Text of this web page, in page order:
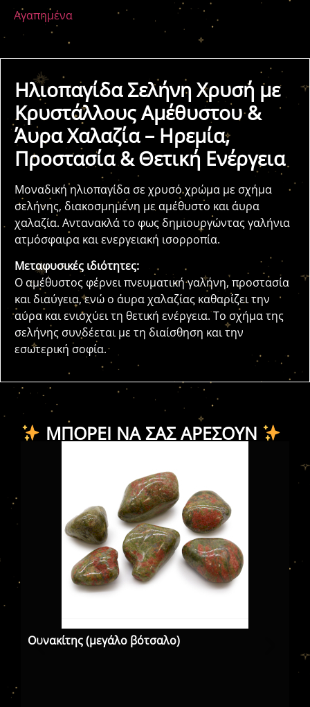
Αγαπημένα
Ηλιοπαγίδα Σελήνη Χρυσή με
Κρυστάλλους Αμέθυστου &
Άυρα Χαλαζία – Ηρεμία,
Προστασία & Θετική Ενέργεια
Μοναδική ηλιοπαγίδα σε χρυσό χρώμα με σχήμα
σελήνης, διακοσμημένη με αμέθυστο και άυρα
χαλαζία. Αντανακλά το φως δημιουργώντας γαλήνια
ατμόσφαιρα και ενεργειακή ισορροπία.
Μεταφυσικές ιδιότητες:
Ο αμέθυστος φέρνει πνευματική γαλήνη, προστασία
και διαύγεια, ενώ ο άυρα χαλαζίας καθαρίζει την
αύρα και ενισχύει τη θετική ενέργεια. Το σχήμα της
σελήνης συνδέεται με τη διαίσθηση και την
εσωτερική σοφία.
ΜΠΟΡΕΊ ΝΑ ΣΑΣ ΑΡΈΣΟΥΝ
Ουνακίτης (μεγάλο βότσαλο)